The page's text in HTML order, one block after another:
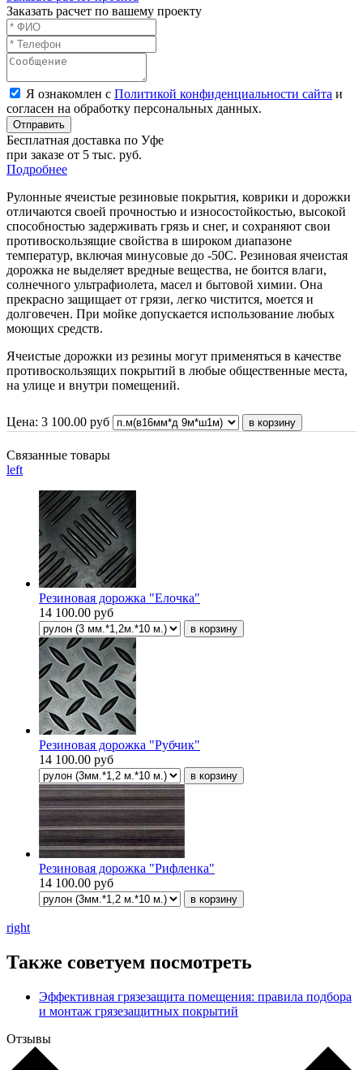
Заказать расчет по вашему проекту
Я ознакомлен с Политикой конфиденциальности сайта и
согласен на обработку персональных данных.
Отправить
Бесплатная доставка по Уфе
при заказе от 5 тыс. руб.
Подробнее
Рулонные ячеистые резиновые покрытия, коврики и дорожки
отличаются своей прочностью и износостойкостью, высокой
способностью задерживать грязь и снег, и сохраняют свои
противоскользящие свойства в широком диапазоне
температур, включая минусовые до -50С. Резиновая ячеистая
дорожка не выделяет вредные вещества, не боится влаги,
солнечного ультрафиолета, масел и бытовой химии. Она
прекрасно защищает от грязи, легко чистится, моется и
долговечен. При мойке допускается использование любых
моющих средств.
Ячеистые дорожки из резины могут применяться в качестве
противоскользящих покрытий в любые общественные места,
на улице и внутри помещений.
Цена: 3 100.00 руб
Связанные товары
left
Резиновая дорожка "Елочка"
14 100.00 руб
Резиновая дорожка "Рубчик"
14 100.00 руб
Резиновая дорожка "Рифленка"
14 100.00 руб
right
Также советуем посмотреть
Эффективная грязезащита помещения: правила подбора
и монтаж грязезащитных покрытий
Отзывы